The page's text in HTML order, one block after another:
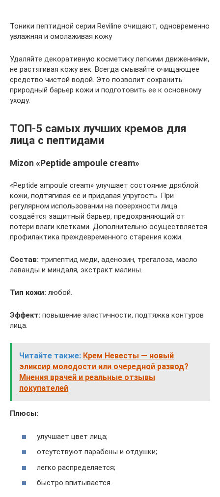
Тоники пептидной серии Reviline очищают, одновременно
увлажняя и омолаживая кожу
Удаляйте декоративную косметику легкими движениями,
не растягивая кожу век. Всегда смывайте очищающее
средство чистой водой. Это позволит сохранить
природный барьер кожи и подготовить ее к основному
уходу.
ТОП-5 самых лучших кремов для
лица с пептидами
Mizon «Peptide ampoule cream»
«Peptide ampoule cream» улучшает состояние дряблой
кожи, подтягивая её и придавая упругость. При
регулярном использовании на поверхности лица
создаётся защитный барьер, предохраняющий от
потери влаги клетками. Дополнительно осуществляется
профилактика преждевременного старения кожи.
Состав: трипептид меди, аденозин, трегалоза, масло
лаванды и миндаля, экстракт малины.
Тип кожи: любой.
Эффект: повышение эластичности, подтяжка контуров
лица.
Читайте также: Крем Невесты — новый
эликсир молодости или очередной развод?
Мнения врачей и реальные отзывы
покупателей
Плюсы:
улучшает цвет лица;
отсутствуют парабены и отдушки;
легко распределяется;
быстро впитывается.